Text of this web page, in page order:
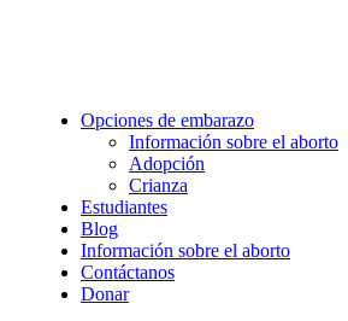
Opciones de embarazo
Información sobre el aborto
Adopción
Crianza
Estudiantes
Blog
Información sobre el aborto
Contáctanos
Donar